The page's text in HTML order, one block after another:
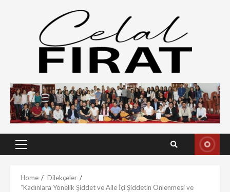
Primary
Home
Dilekçeler
“Kadınlara Yönelik Şiddet ve Aile İçi Şiddetin Önlenmesi ve